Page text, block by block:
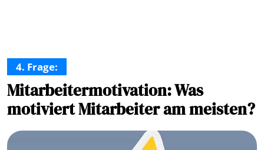
4. Frage:
Mitarbeitermotivation: Was
motiviert Mitarbeiter am meisten?